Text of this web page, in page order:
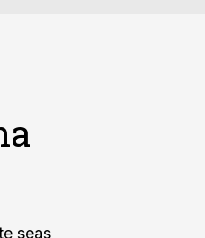
seas